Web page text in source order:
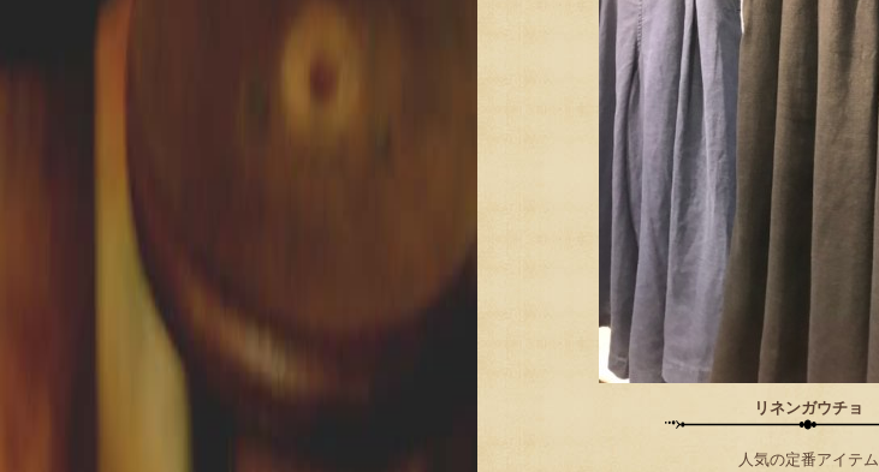
リネンガウチョ
人気の定番アイテム